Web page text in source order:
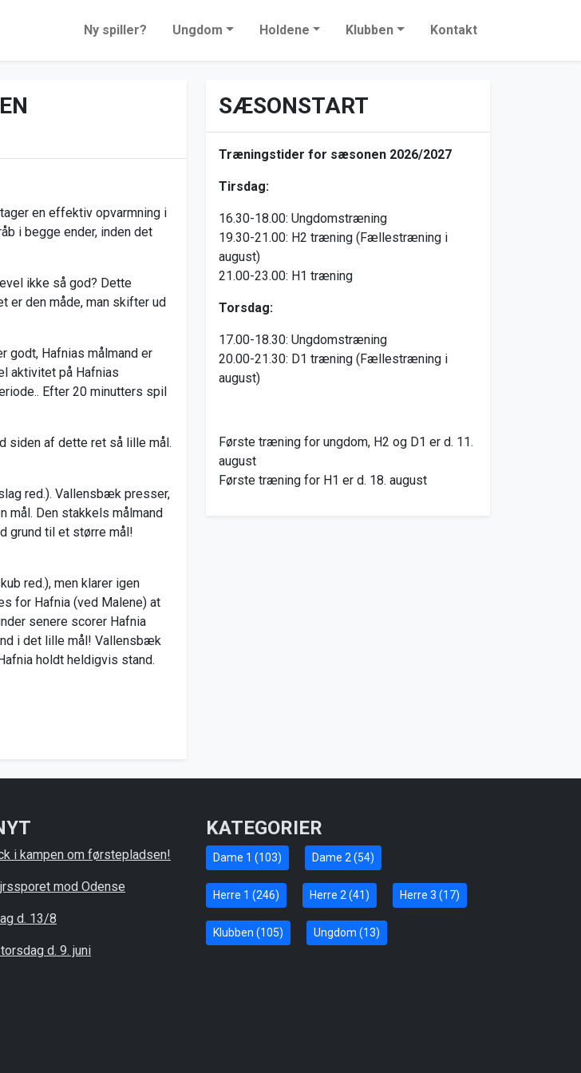
Ny spiller? Ungdom Holdene Klubben Kontakt
en effektiv opvarmning i
i begge ender, inden det
ikke så god? Dette
er den måde, man skifter ud
godt, Hafnias målmand er
aktivitet på Hafnias
Efter 20 minutters spil
siden af dette ret så lille mål.
red.). Vallensbæk presser,
mål. Den stakkels målmand
grund til et større mål!
red.), men klarer igen
for Hafnia (ved Malene) at
senere scorer Hafnia
i det lille mål! Vallensbæk
holdt heldigvis stand.
SÆSONSTART
Træningstider for sæsonen 2026/2027
Tirsdag:
16.30-18.00: Ungdomstræning
19.30-21.00: H2 træning (Fællestræning i
august)
21.00-23.00: H1 træning
Torsdag:
17.00-18.30: Ungdomstræning
20.00-21.30: D1 træning (Fællestræning i
august)
Første træning for ungdom, H2 og D1 er d. 11.
august
Første træning for H1 er d. 18. august
i kampen om førstepladsen!
mod Odense
d. 13/8
d. 9. juni
KATEGORIER
Dame 1 (103) Dame 2 (54)
Herre 1 (246) Herre 2 (41) Herre 3 (17)
Klubben (105) Ungdom (13)